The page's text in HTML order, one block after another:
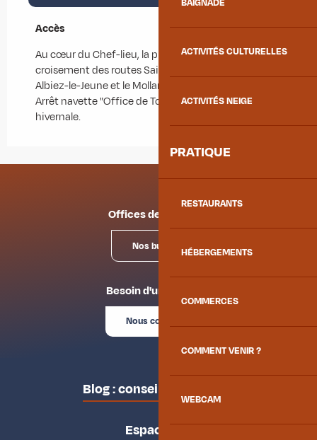
BAIGNADE
ACTIVITÉS CULTURELLES
ACTIVITÉS NEIGE
PRATIQUE
RESTAURANTS
HÉBERGEMENTS
COMMERCES
COMMENT VENIR ?
WEBCAM
Accès
Accès
Au cœur du Chef-lieu, la place Opinel est au
croisement des routes Saint-Jean-de-Maurienne,
Albiez-le-Jeune et le Mollard.
Arrêt navette "Office de Tourisme" en saison
hivernale.
Offices de tourisme
Nos bureaux
Besoin d'un conseil ?
Nous contacter
Blog : conseils des locaux
Espace pro